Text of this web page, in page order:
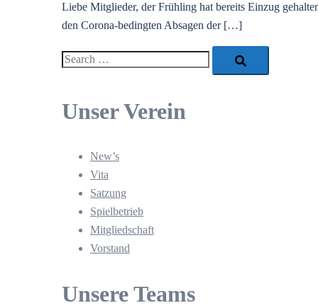
Liebe Mitglieder, der Frühling hat bereits Einzug
den Corona-bedingten Absagen der […]
Search…
Unser Verein
New’s
Vita
Satzung
Spielbetrieb
Mitgliedschaft
Vorstand
Unsere Teams